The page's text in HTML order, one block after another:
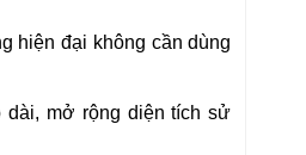
hiện đại không cần dùng
mở rộng diện tích sử